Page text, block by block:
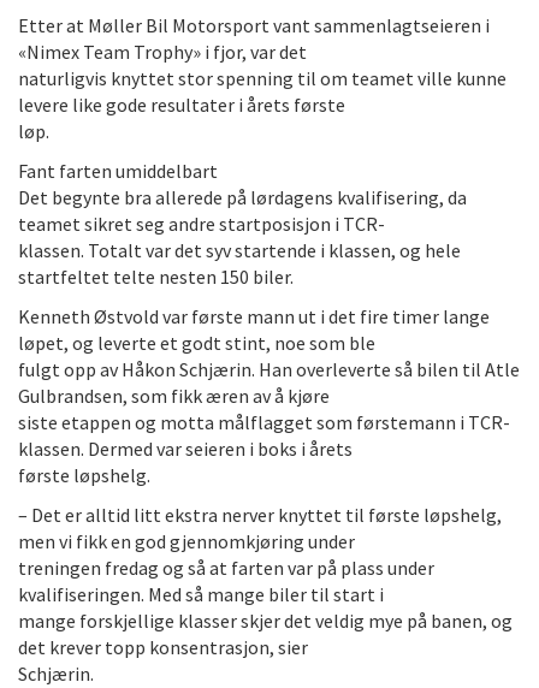
Etter at Møller Bil Motorsport vant sammenlagtseieren i
«Nimex Team Trophy» i fjor, var det
naturligvis knyttet stor spenning til om teamet ville kunne
levere like gode resultater i årets første
løp.
Fant farten umiddelbart
Det begynte bra allerede på lørdagens kvalifisering, da
teamet sikret seg andre startposisjon i TCR-
klassen. Totalt var det syv startende i klassen, og hele
startfeltet telte nesten 150 biler.
Kenneth Østvold var første mann ut i det fire timer lange
løpet, og leverte et godt stint, noe som ble
fulgt opp av Håkon Schjærin. Han overleverte så bilen til Atle
Gulbrandsen, som fikk æren av å kjøre
siste etappen og motta målflagget som førstemann i TCR-
klassen. Dermed var seieren i boks i årets
første løpshelg.
– Det er alltid litt ekstra nerver knyttet til første løpshelg,
men vi fikk en god gjennomkjøring under
treningen fredag og så at farten var på plass under
kvalifiseringen. Med så mange biler til start i
mange forskjellige klasser skjer det veldig mye på banen, og
det krever topp konsentrasjon, sier
Schjærin.